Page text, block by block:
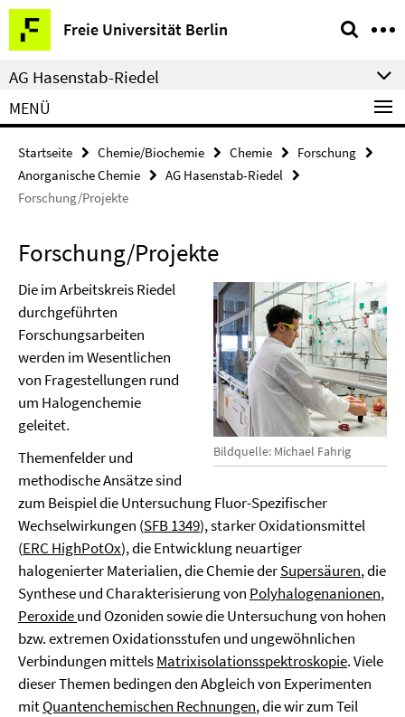
Springe
direkt
zu
Inhalt
Freie Universität Berlin
Service-
Navigation
AG Hasenstab-Riedel
MENÜ
Startseite Chemie/Biochemie Chemie
Forschung
Anorganische Chemie
AG Hasenstab-Riedel
Forschung/Projekte
Forschung/Projekte
Bildquelle: Michael Fahrig
Die im Arbeitskreis Riedel
durchgeführten
Forschungsarbeiten
werden im Wesentlichen
von Fragestellungen rund
um Halogenchemie
geleitet.
Themenfelder und
methodische Ansätze sind
zum Beispiel die Untersuchung Fluor-Spezifischer
Wechselwirkungen (SFB 1349), starker Oxidationsmittel
(ERC HighPotOx), die Entwicklung neuartiger
halogenierter Materialien, die Chemie derSupersäuren, die
Synthese und Charakterisierung von Polyhalogenanionen,
Peroxideund Ozoniden sowie die Untersuchung von hohen
bzw. extremen Oxidationsstufen und ungewöhnlichen
Verbindungen mittelsMatrixisolationsspektroskopie. Viele
dieser Themen bedingen den Abgleich von Experimenten
mitQuantenchemischen Rechnungen, die wir zum Teil